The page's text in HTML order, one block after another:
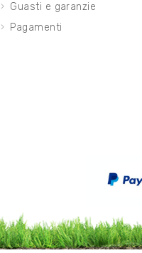
Guasti e garanzie
Pagamenti